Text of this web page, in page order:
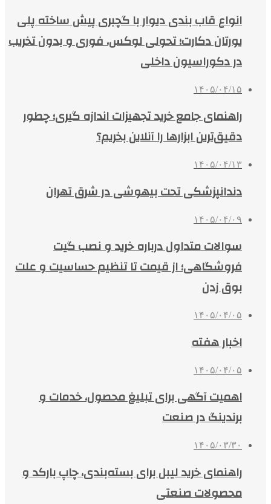
انواع قاب بندی دیوار با گچبری پیش ساخته پلی
یورتان دکارت؛ تحولی لوکس، فوری و بدون تخریب
در دکوراسیون داخلی
۱۴۰۵/۰۴/۱۵
راهنمای جامع خرید تجهیزات اندازه گیری؛ چطور
دقیق‌ترین ابزارها را آنلاین بخریم؟
۱۴۰۵/۰۴/۱۳
دندانپزشکی تحت بیهوشی در شرق تهران
۱۴۰۵/۰۴/۰۹
سوالات متداول درباره خرید و نصب گیت
فروشگاهی؛ از قیمت تا تنظیم حساسیت و علت
بوق زدن
۱۴۰۵/۰۴/۰۵
اخبار هفته
۱۴۰۵/۰۴/۰۵
اهمیت آگهی برای تبلیغ محصول، خدمات و
برندینگ در صنعت
۱۴۰۵/۰۳/۳۰
راهنمای خرید لیبل برای بسته‌بندی، چاپ بارکد و
محصولات صنعتی